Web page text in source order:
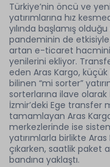
Türkiye’nin öncü ve
yatırımlarına hız
yılında başlamış
pandeminin de etkisiyle
artan e-ticaret
yenilerini ekliyor.
eden Aras Kargo,
bilinen “mi sorter”
sorterlarına ilave
İzmir’deki Ege transfer
tamamlayan Aras
merkezlerinde ise
yatırımlarla birlikte Aras
çıkarken, saatlik paket
bandına yaklaştı.